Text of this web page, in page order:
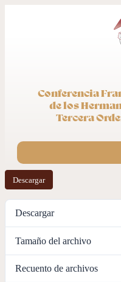
Conferencia
de los
Tercera
Descargar
Descargar
Tamaño del archivo
Recuento de archivos